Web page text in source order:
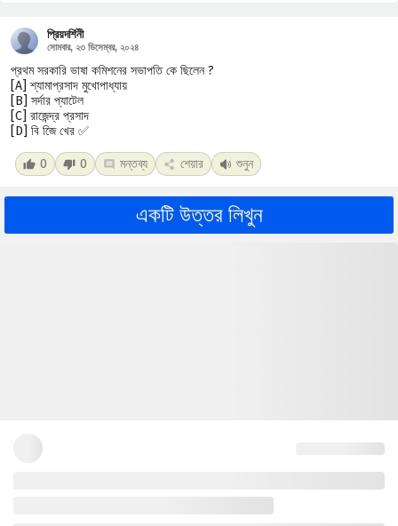
প্রিয়দর্শিনী
সোমবার, ২৩ ডিসেম্বর, ২০২৪
প্রথম সরকারি ভাষা কমিশনের সভাপতি কে ছিলেন ?
[A] শ্যামাপ্রসাদ মুখোপাধ্যায়
[B] সর্দার প্যাটেল
[C] রাজেন্দ্র প্রসাদ
[D] বি জিে খের ✅
0 0 মন্তব্য শেয়ার শুনুন
একটি উত্তর লিখুন